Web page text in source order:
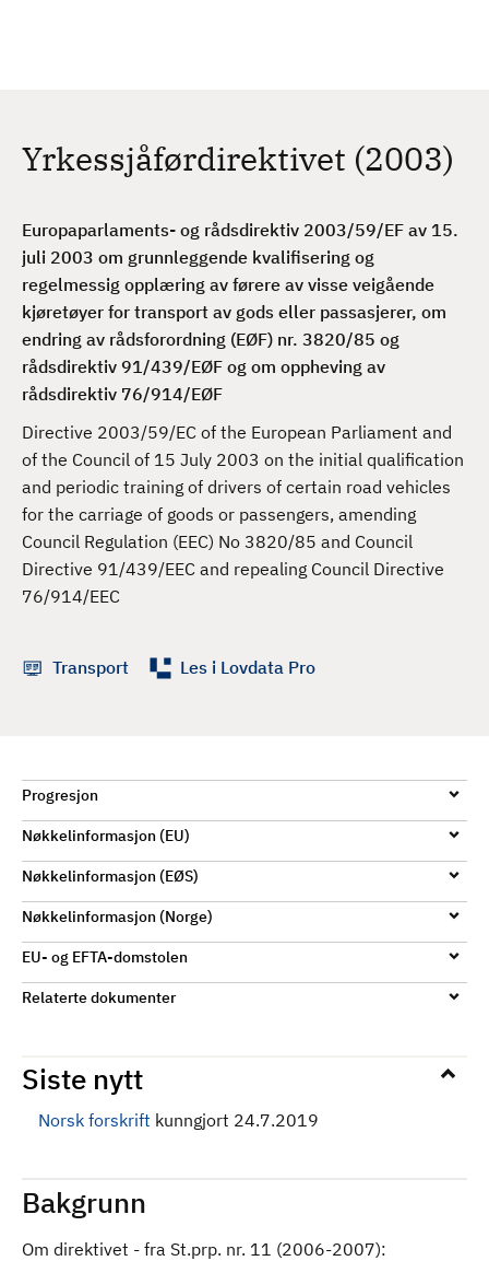
Yrkessjåførdirektivet (2003)
Europaparlaments- og rådsdirektiv 2003/59/EF av 15.
juli 2003 om grunnleggende kvalifisering og
regelmessig opplæring av førere av visse veigående
kjøretøyer for transport av gods eller passasjerer, om
endring av rådsforordning (EØF) nr. 3820/85 og
rådsdirektiv 91/439/EØF og om oppheving av
rådsdirektiv 76/914/EØF
Directive 2003/59/EC of the European Parliament and
of the Council of 15 July 2003 on the initial qualification
and periodic training of drivers of certain road vehicles
for the carriage of goods or passengers, amending
Council Regulation (EEC) No 3820/85 and Council
Directive 91/439/EEC and repealing Council Directive
76/914/EEC
Transport Les i Lovdata Pro
Progresjon
Nøkkelinformasjon (EU)
Nøkkelinformasjon (EØS)
Nøkkelinformasjon (Norge)
EU- og EFTA-domstolen
Relaterte dokumenter
Siste nytt
Norsk forskrift kunngjort 24.7.2019
Bakgrunn
Om direktivet - fra St.prp. nr. 11 (2006-2007):